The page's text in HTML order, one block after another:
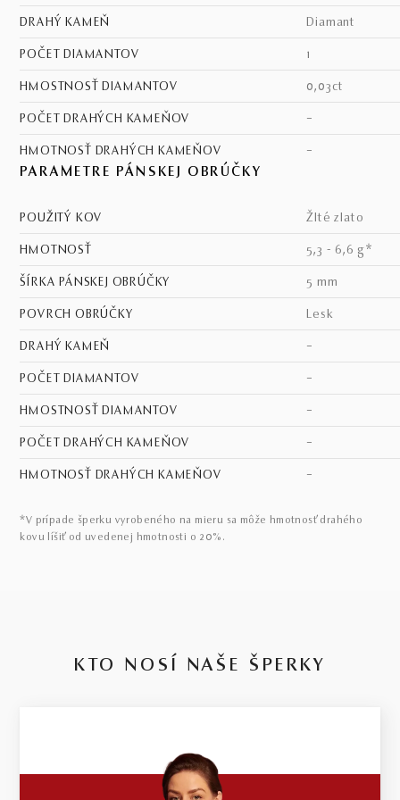
DRAHÝ KAMEŇ diamant
POČET DIAMANTOV 1
HMOSTNOSŤ DIAMANTOV 0,03ct
POČET DRAHÝCH KAMEŇOV –
HMOTNOSŤ DRAHÝCH KAMEŇOV –
PARAMETRE PÁNSKEJ OBRÚČKY
POUŽITÝ KOV žlté zlato
HMOTNOSŤ 5,3 - 6,6 g*
ŠÍRKA PÁNSKEJ OBRÚČKY 5 mm
POVRCH OBRÚČKY lesk
DRAHÝ KAMEŇ –
POČET DIAMANTOV –
HMOSTNOSŤ DIAMANTOV –
POČET DRAHÝCH KAMEŇOV –
HMOTNOSŤ DRAHÝCH KAMEŇOV –
*V prípade šperku vyrobeného na mieru sa môže hmotnosť drahého
kovu líšiť od uvedenej hmotnosti o 20%.
KTO NOSÍ NAŠE ŠPERKY